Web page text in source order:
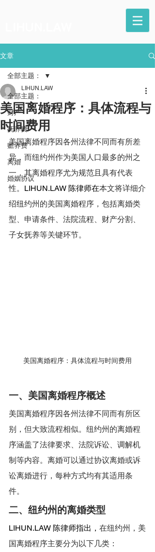
文章
全部主题：
财产
抚养费
赡养费
离婚
婚姻协议
全部主题：
美国离婚程序：具体流程与
时间费用
LIHUN.LAW
美国离婚程序因各州法律不同而有所差
异，而纽约州作为美国人口最多的州之
一，其离婚程序尤为规范且具有代表
性。 LIHUN.LAW 陈律师在本文将详细介
绍纽约州的美国离婚程序，包括离婚类
型、申请条件、法院流程、财产分割、
子女抚养等关键环节。
美国离婚程序：具体流程与时间费用
一、美国离婚程序概述
美国离婚程序因各州法律不同而有所区
别，但大致流程相似。纽约州的离婚程
序涵盖了法律要求、法院诉讼、调解机
制等内容。离婚可以通过协议离婚或诉
讼离婚进行，每种方式均有其适用条
件。
二、纽约州的离婚类型
LIHUN.LAW 陈律师指出， 在纽约州，美
国离婚程序主要分为以下几类：